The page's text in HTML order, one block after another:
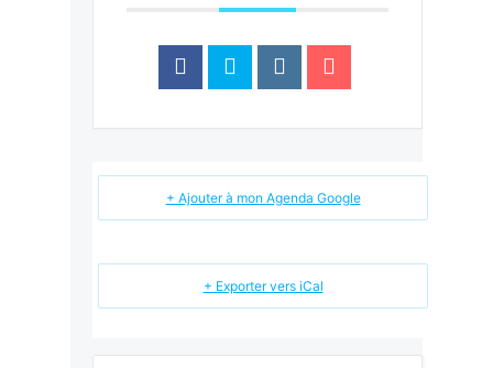
+ Ajouter à mon Agenda Google
+ Exporter vers iCal